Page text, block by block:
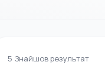
5 Знайшов результат